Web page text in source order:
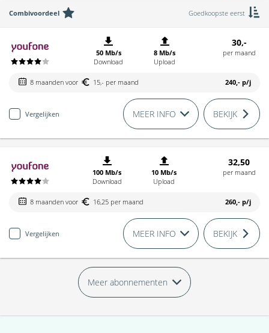
Combivoordeel Goedkoopste eerst
50 Mb/s
Download
8 Mb/s
Upload
30,-
per maand
8 maanden voor 15,- per maand 240,- p/j
Vergelijken MEER INFO BEKIJK
100 Mb/s
Download
10 Mb/s
Upload
32,50
per maand
8 maanden voor 16,25 per maand 260,- p/j
Vergelijken MEER INFO BEKIJK
Meer abonnementen